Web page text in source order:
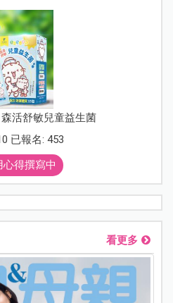
森活舒敏兒童益生菌
已報名: 453
心得撰寫中
看更多